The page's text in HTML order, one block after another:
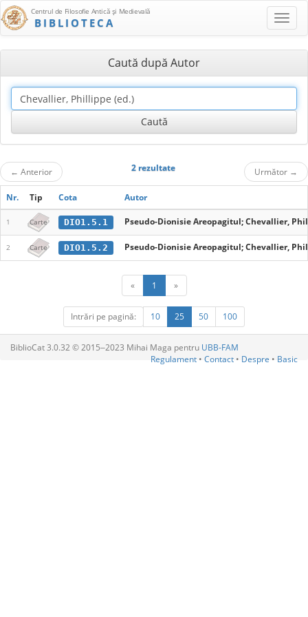
Centrul de Filosofie Antică şi Medievală
BIBLIOTECA
Caută după Autor
← Anterior 2 rezultate Următor →
Nr. Tip Cota Autor
1 Carte DIO1.5.1 Pseudo-Dionisie Areopagitul; Chevallier,
2 Carte DIO1.5.2 Pseudo-Dionisie Areopagitul; Chevallier,
« 1 »
Intrări pe pagină: 10 25 50 100
BiblioCat 3.0.32 © 2015‒2023 Mihai Maga pentru UBB-FAM
Regulament • Contact • Despre • Basic